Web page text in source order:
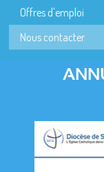
Offres d'emploi
Nous contacter